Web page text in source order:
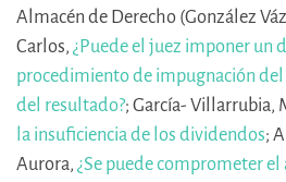
Almacén de Derecho (González
Carlos, ¿Puede el juez imponer un
procedimiento de impugnación
del resultado?; García- Villarrubia,
la insuficiencia de los dividendos;
Aurora, ¿Se puede comprometer